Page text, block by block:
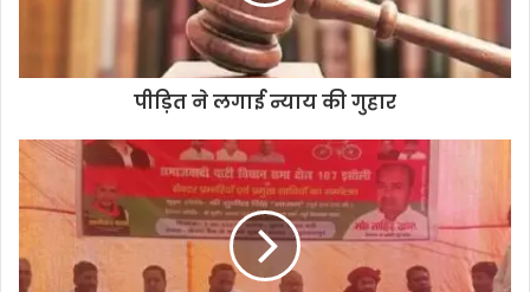
e
s
पीड़ित ने लगाई न्याय की गुहार